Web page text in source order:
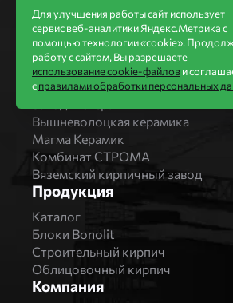
Новости
Статьи
Производители
Бренды
Bonolit
Вышневолоцкая керамика
Магма Керамик
Комбинат СТРОМА
Вяземский кирпичный завод
Продукция
Каталог
Блоки Bonolit
Строительный кирпич
Облицовочный кирпич
Компания
Для улучшения работы сайт использует
сервис веб-аналитики Яндекс.Метрика с
помощью технологии «cookie».
работу с сайтом, Вы разрешаете
использование cookie-файлови
справилами обработки персональных